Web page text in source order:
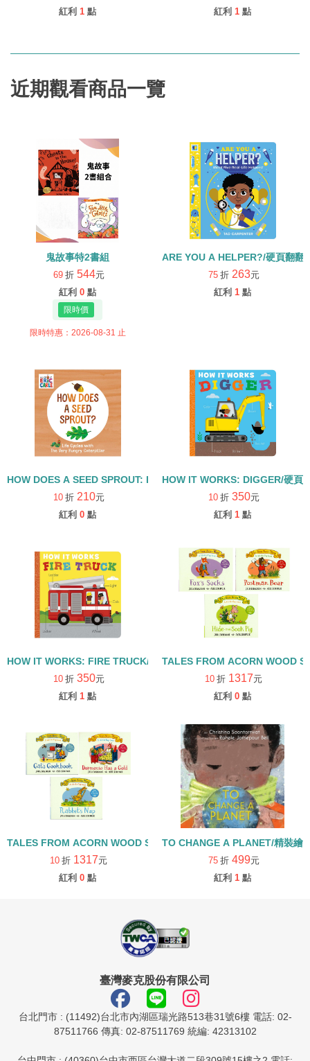
紅利 1 點
紅利 1 點
近期觀看商品一覽
鬼故事特2書組
69 折 544元
紅利 0 點
限時特惠：2026-08-31 止
ARE YOU A HELPER?/硬頁翻翻
75 折 263元
紅利 1 點
HOW DOES A SEED SPROUT: LIFE CYCLES WITH THE VERY
10 折 210元
紅利 0 點
HOW IT WORKS: DIGGER/硬頁
10 折 350元
紅利 1 點
HOW IT WORKS: FIRE TRUCK/硬頁書
10 折 350元
紅利 1 點
TALES FROM ACORN WOOD
10 折 1317元
紅利 0 點
TALES FROM ACORN WOOD STORY COLLECTION 生活日常組/
10 折 1317元
紅利 0 點
TO CHANGE A PLANET/精裝繪
75 折 499元
紅利 1 點
臺灣麥克股份有限公司
台北門市 : (11492)台北市內湖區瑞光路513巷31號6樓 電話: 02-
87511766 傳真: 02-87511769 統編: 42313102